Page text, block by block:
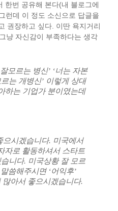
한번 공유해 본다(내 블로그에
런데 이 정도 소신으로 답글을
권장하고 싶다. 이딴 욕지거리
냥 자신감이 부족하다는 생각
모르는 병신’ ‘너는 자본
는 개병신’ 이렇게 상대
하는 기업가 분이였는데
으시겠습니다. 미국에서
자로 활동하셔서 스타트
니다. 미국상황 잘 모르
씀해주시면 ‘어익후’
많아서 좋으시겠습니다.